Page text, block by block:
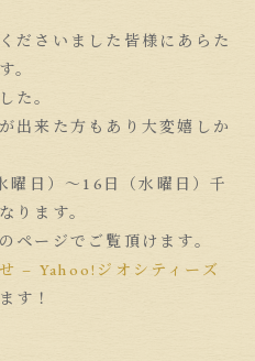
ださいました皆様にあらた
。
た。
出来た方もあり大変嬉しか
曜日）〜16日（水曜日）千
ります。
ページでご覧頂けます。
– Yahoo!ジオシティーズ
す！